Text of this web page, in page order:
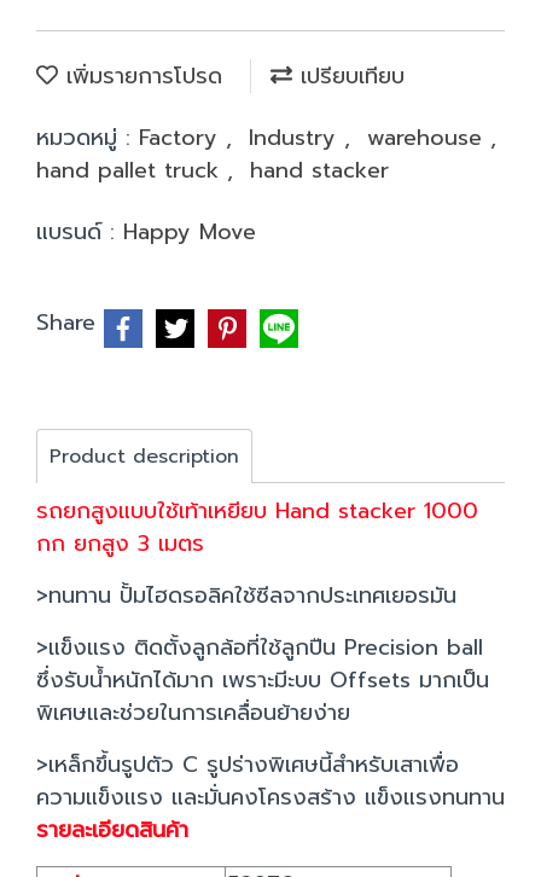
เพิ่มรายการโปรด
เปรียบเทียบ
หมวดหมู่ : Factory , Industry , warehouse ,
hand pallet truck , hand stacker
แบรนด์ : Happy Move
Share
Product description
รถยกสูงแบบใช้เท้าเหยียบ Hand stacker 1000
กก ยกสูง 3 เมตร
>ทนทาน ปั้มไฮดรอลิคใช้ซีลจากประเทศเยอรมัน
>แข็งแรง ติดตั้งลูกล้อที่ใช้ลูกปืน Precision ball
ซึ่งรับน้ำหนักได้มาก เพราะมีะบบ Offsets มากเป็น
พิเศษและช่วยในการเคลื่อนย้ายง่าย
>เหล็กขึ้นรูปตัว C รูปร่างพิเศษนี้สำหรับเสาเพื่อ
ความแข็งแรง และมั่นคงโครงสร้าง แข็งแรงทนทาน
รายละเอียดสินค้า